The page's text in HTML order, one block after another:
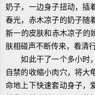
奶子，一边身子扭动，插
春光，赤木凉子的奶子随
新一的皮肤和赤木凉子的
肤相碰声不断传来，看清
如此干了一个多小时，
自禁的收缩小肉穴，将大
命地上下快速套动身子，